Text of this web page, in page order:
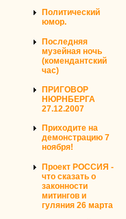
Политический
юмор.
Последняя
музейная ночь
(комендантский
час)
ПРИГОВОР
НЮРНБЕРГА
27.12.2007
Приходите на
демонстрацию 7
ноября!
Проект РОССИЯ -
что сказать о
законности
митингов и
гуляния 26 марта